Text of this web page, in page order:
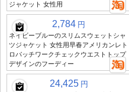
ジャケット 女性用
2,784 円
ネイビーブルーのスリムスウェットシャ
ツジャケット 女性用早春アメリカンレト
ロパッチワークチェックウエストトップ
デザインのフーディー
24,425 円